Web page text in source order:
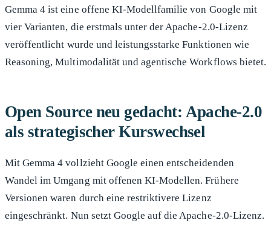
Gemma 4 ist eine offene KI-Modellfamilie von Google mit
vier Varianten, die erstmals unter der Apache-2.0-Lizenz
veröffentlicht wurde und leistungsstarke Funktionen wie
Reasoning, Multimodalität und agentische Workflows bietet.
Open Source neu gedacht: Apache-2.0
als strategischer Kurswechsel
Mit Gemma 4 vollzieht Google einen entscheidenden
Wandel im Umgang mit offenen KI-Modellen. Frühere
Versionen waren durch eine restriktivere Lizenz
eingeschränkt. Nun setzt Google auf die Apache-2.0-Lizenz.